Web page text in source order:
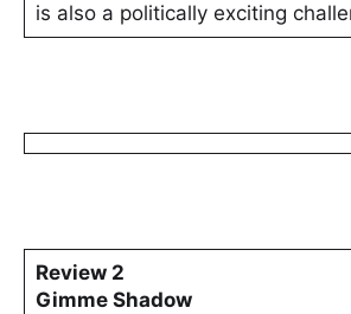
is also a politically exciting
Review 2
Gimme Shadow